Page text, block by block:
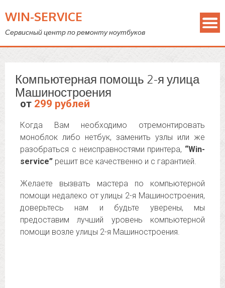
WIN-SERVICE
Сервисный центр по ремонту ноутбуков
Компьютерная помощь 2-я улица
Машиностроения
от 299 рублей
Когда Вам необходимо отремонтировать
моноблок либо нетбук, заменить узлы или же
разобраться с неисправностями принтера, “Win-
service” решит все качественно и с гарантией.
Желаете вызвать мастера по компьютерной
помощи недалеко от улицы 2-я Машиностроения,
доверьтесь нам и будьте уверены, мы
предоставим лучший уровень компьютерной
помощи возле улицы 2-я Машиностроения.